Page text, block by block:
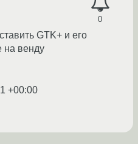
0
GTK+ и его
на венду
+00:00